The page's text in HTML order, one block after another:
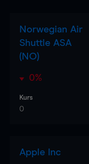
Norwegian Air
Shuttle ASA
(NO)
0%
Kurs
0
Apple Inc